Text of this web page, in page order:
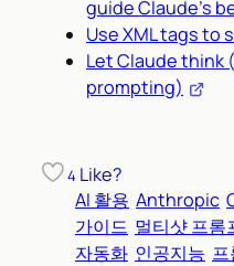
guide Claude’s
Use XML tags
Let Claude think
prompting)
4 Like?
AI 활용 Anthropic
가이드 멀티샷 프롬
자동화 인공지능